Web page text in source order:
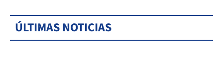
ÚLTIMAS NOTICIAS